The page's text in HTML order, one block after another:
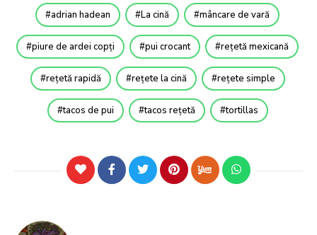
adrian hadean La cină mâncare de vară
piure de ardei copți pui crocant rețetă mexicană
rețetă rapidă rețete la cină rețete simple
tacos de pui tacos rețetă tortillas